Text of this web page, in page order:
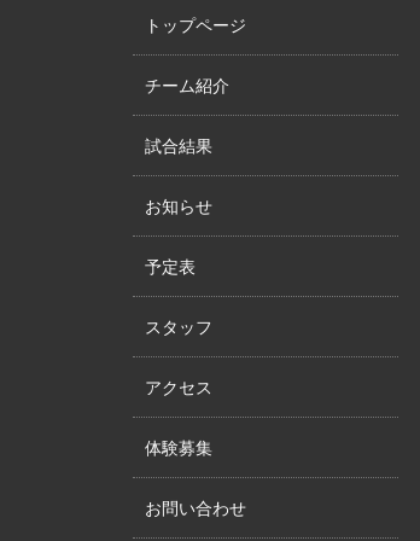
トップページ
チーム紹介
試合結果
お知らせ
予定表
スタッフ
アクセス
体験募集
お問い合わせ